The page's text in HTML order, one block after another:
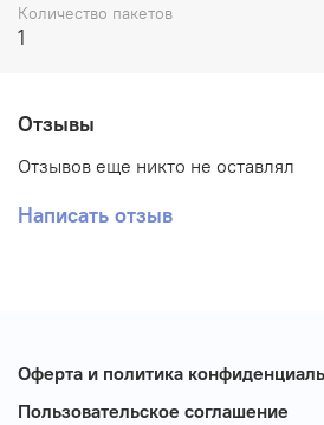
Количество пакетов
1
Отзывы
Отзывов еще никто не оставлял
Написать отзыв
Оферта и политика
Пользовательское соглашение